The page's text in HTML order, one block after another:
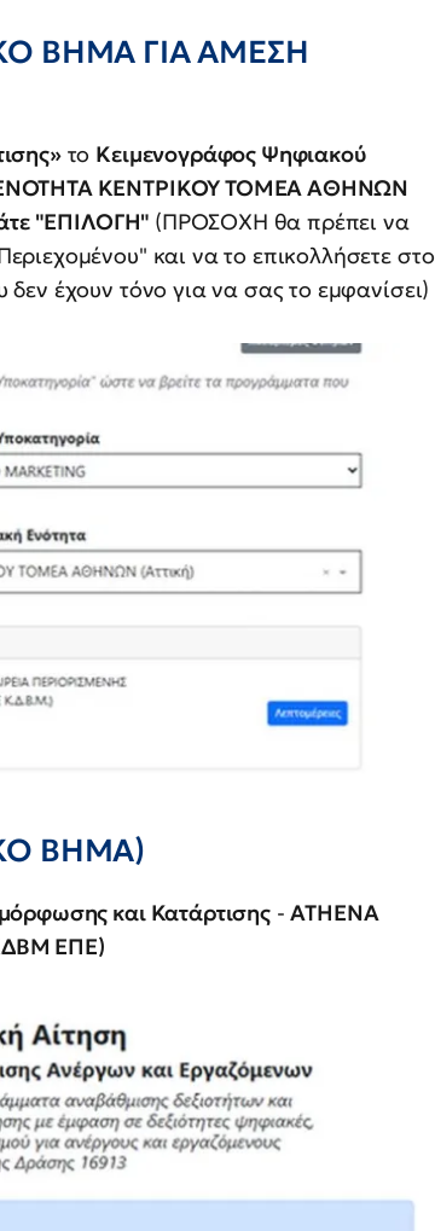
ΒΗΜΑ ΓΙΑ ΑΜΕΣΗ
το Κειμενογράφος Ψηφιακού
ΚΕΝΤΡΙΚΟΥ ΤΟΜΕΑ ΑΘΗΝΩΝ
"ΕΠΙΛΟΓΗ" (ΠΡΟΣΟΧΗ θα πρέπει να
και να το επικολλήσετε στο
έχουν τόνο για να σας το εμφανίσει)
ΒΗΜΑ)
και Κατάρτισης-ATHENA
ΕΠΕ)